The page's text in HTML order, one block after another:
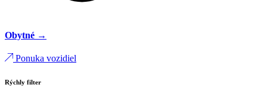
Obytné →
Ponuka vozidiel
Rýchly filter